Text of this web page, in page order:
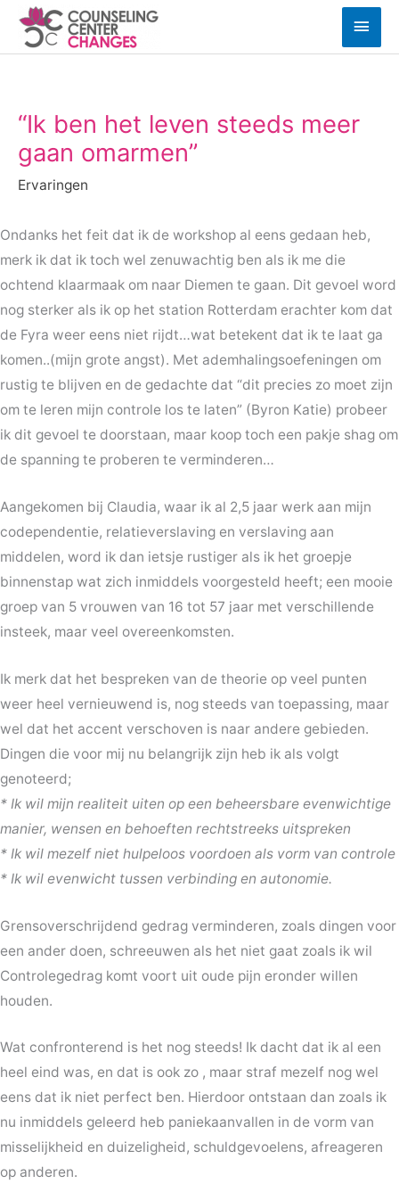
naar
“Ik ben het leven steeds meer
gaan omarmen”
Ervaringen
Ondanks het feit dat ik de workshop al eens gedaan heb,
merk ik dat ik toch wel zenuwachtig ben als ik me die
ochtend klaarmaak om naar Diemen te gaan. Dit gevoel word
nog sterker als ik op het station Rotterdam erachter kom dat
de Fyra weer eens niet rijdt…wat betekent dat ik te laat ga
komen..(mijn grote angst). Met ademhalingsoefeningen om
rustig te blijven en de gedachte dat “dit precies zo moet zijn
om te leren mijn controle los te laten” (Byron Katie) probeer
ik dit gevoel te doorstaan, maar koop toch een pakje shag om
de spanning te proberen te verminderen…
Aangekomen bij Claudia, waar ik al 2,5 jaar werk aan mijn
codependentie, relatieverslaving en verslaving aan
middelen, word ik dan ietsje rustiger als ik het groepje
binnenstap wat zich inmiddels voorgesteld heeft; een mooie
groep van 5 vrouwen van 16 tot 57 jaar met verschillende
insteek, maar veel overeenkomsten.
Ik merk dat het bespreken van de theorie op veel punten
weer heel vernieuwend is, nog steeds van toepassing, maar
wel dat het accent verschoven is naar andere gebieden.
Dingen die voor mij nu belangrijk zijn heb ik als volgt
genoteerd;
* Ik wil mijn realiteit uiten op een beheersbare evenwichtige
manier, wensen en behoeften rechtstreeks uitspreken
* Ik wil mezelf niet hulpeloos voordoen als vorm van controle
* Ik wil evenwicht tussen verbinding en autonomie.
Grensoverschrijdend gedrag verminderen, zoals dingen voor
een ander doen, schreeuwen als het niet gaat zoals ik wil
Controlegedrag komt voort uit oude pijn eronder willen
houden.
Wat confronterend is het nog steeds! Ik dacht dat ik al een
heel eind was, en dat is ook zo , maar straf mezelf nog wel
eens dat ik niet perfect ben. Hierdoor ontstaan dan zoals ik
nu inmiddels geleerd heb paniekaanvallen in de vorm van
misselijkheid en duizeligheid, schuldgevoelens, afreageren
op anderen.